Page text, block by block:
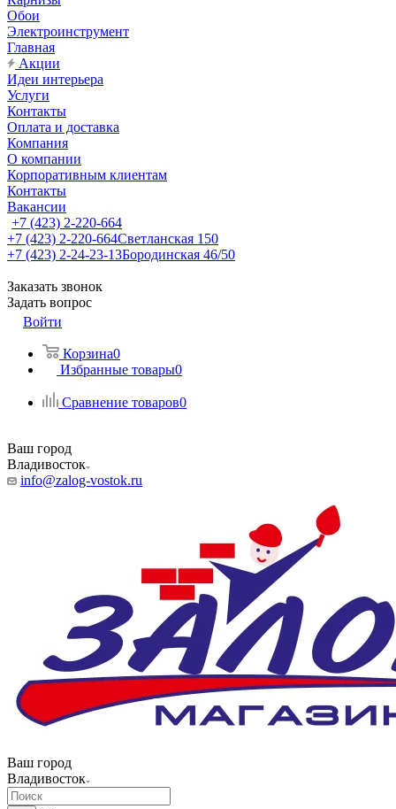
Обои
Электроинструмент
Главная
Акции
Идеи интерьера
Услуги
Контакты
Оплата и доставка
Компания
О компании
Корпоративным клиентам
Контакты
Вакансии
+7 (423) 2-220-664
+7 (423) 2-220-664Светланская 150
+7 (423) 2-24-23-13Бородинская 46/50
Заказать звонок
Задать вопрос
Войти
Корзина0
Избранные товары0
Сравнение товаров0
Ваш город
Владивосток
info@zalog-vostok.ru
Ваш город
Владивосток